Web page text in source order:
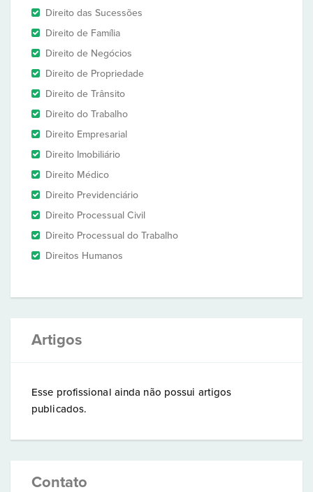
Direito das Sucessões
Direito de Família
Direito de Negócios
Direito de Propriedade
Direito de Trânsito
Direito do Trabalho
Direito Empresarial
Direito Imobiliário
Direito Médico
Direito Previdenciário
Direito Processual Civil
Direito Processual do Trabalho
Direitos Humanos
Artigos
Esse profissional ainda não possui artigos
publicados.
Contato